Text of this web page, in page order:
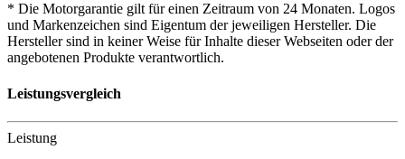
* Die Motorgarantie gilt für einen Zeitraum von 24 Monaten. Logos
und Markenzeichen sind Eigentum der jeweiligen Hersteller. Die
Hersteller sind in keiner Weise für Inhalte dieser Webseiten oder der
angebotenen Produkte verantwortlich.
Leistungsvergleich
Leistung